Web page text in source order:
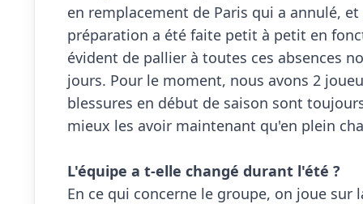
en remplacement de Paris qui a annulé,
préparation a été faite petit à petit en
évident de pallier à toutes ces absences
jours. Pour le moment, nous avons 2
blessures en début de saison sont
mieux les avoir maintenant qu'en plein
L'équipe a t-elle changé durant l'été ?
En ce qui concerne le groupe, on joue